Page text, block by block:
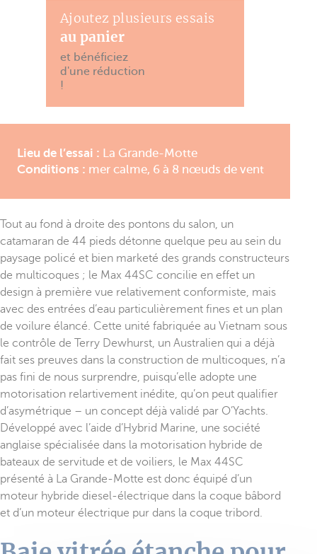
Ajoutez plusieurs essais
au panier
et bénéficiez
d'une réduction
!
Lieu de l’essai : La Grande-Motte
Conditions : mer calme, 6 à 8 nœuds de vent
Tout au fond à droite des pontons du salon, un
catamaran de 44 pieds détonne quelque peu au sein du
paysage policé et bien marketé des grands constructeurs
de multicoques ; le Max 44SC concilie en effet un
design à première vue relativement conformiste, mais
avec des entrées d’eau particulièrement fines et un plan
de voilure élancé. Cette unité fabriquée au Vietnam sous
le contrôle de Terry Dewhurst, un Australien qui a déjà
fait ses preuves dans la construction de multicoques, n’a
pas fini de nous surprendre, puisqu’elle adopte une
motorisation relartivement inédite, qu’on peut qualifier
d’asymétrique – un concept déjà validé par O’Yachts.
Développé avec l’aide d’Hybrid Marine, une société
anglaise spécialisée dans la motorisation hybride de
bateaux de servitude et de voiliers, le Max 44SC
présenté à La Grande-Motte est donc équipé d’un
moteur hybride diesel-électrique dans la coque bâbord
et d’un moteur électrique pur dans la coque tribord.